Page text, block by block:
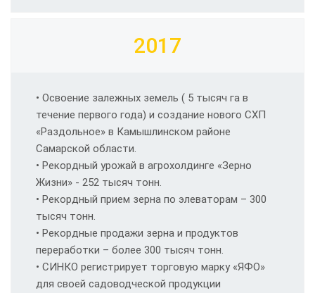
2017
• Освоение залежных земель ( 5 тысяч га в
течение первого года) и создание нового СХП
«Раздольное» в Камышлинском районе
Самарской области.
• Рекордный урожай в агрохолдинге «Зерно
Жизни» - 252 тысяч тонн.
• Рекордный прием зерна по элеваторам – 300
тысяч тонн.
• Рекордные продажи зерна и продуктов
переработки – более 300 тысяч тонн.
• СИНКО регистрирует торговую марку «ЯФО»
для своей садоводческой продукции